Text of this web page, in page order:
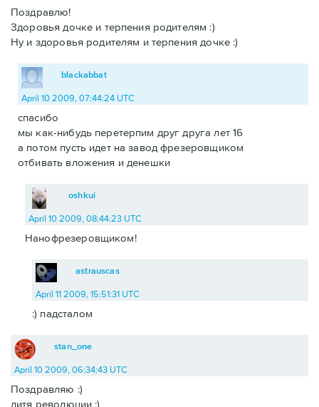
Поздравлю!
Здоровья дочке и терпения родителям :)
Ну и здоровья родителям и терпения дочке :)
blackabbat
April 10 2009, 07:44:24 UTC
спасибо
мы как-нибудь перетерпим друг друга лет 16
а потом пусть идет на завод фрезеровщиком
отбивать вложения и денешки
oshkui
April 10 2009, 08:44:23 UTC
Нанофрезеровщиком!
astrauscas
April 11 2009, 15:51:31 UTC
:) падсталом
stan_one
April 10 2009, 06:34:43 UTC
Поздравляю :)
дитя революции :)